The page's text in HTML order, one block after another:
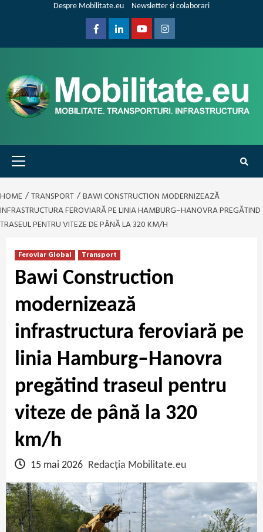
Despre Mobilitate.eu Newsletter și colaborari
FacebookLinkedinYoutubeInstagram
Primary
Menu
HOME TRANSPORT
BAWI CONSTRUCTION MODERNIZEAZĂ
INFRASTRUCTURA FEROVIARĂ PE LINIA HAMBURG–HANOVRA PREGĂTIND
TRASEUL PENTRU VITEZE DE PÂNĂ LA 320 KM/H
Feroviar Global Transport
Bawi Construction
modernizează
infrastructura feroviară pe
linia Hamburg–Hanovra
pregătind traseul pentru
viteze de până la 320
km/h
15 mai 2026 Redacția Mobilitate.eu